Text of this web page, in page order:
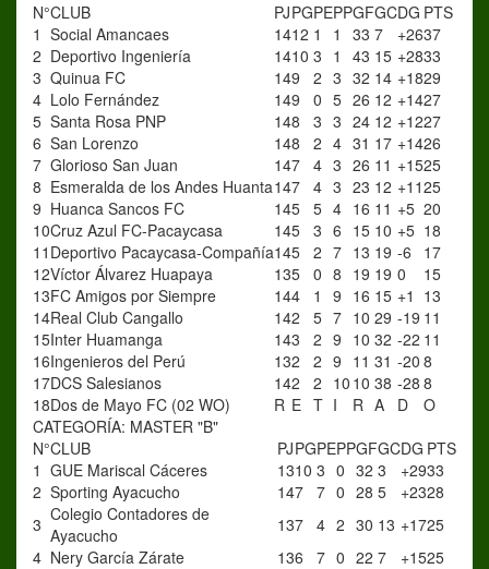
N°CLUB PJPGPEPPGFGCDG PTS
1 Social Amancaes 1412 1 1 33 7 +2637
2 Deportivo Ingeniería 1410 3 1 43 15 +2833
3 Quinua FC 149 2 3 32 14 +1829
4 Lolo Fernández 149 0 5 26 12 +1427
5 Santa Rosa PNP 148 3 3 24 12 +1227
6 San Lorenzo 148 2 4 31 17 +1426
7 Glorioso San Juan 147 4 3 26 11 +1525
8 Esmeralda de los Andes Huanta147 4 3 23 12 +1125
9 Huanca Sancos FC 145 5 4 16 11 +5 20
10Cruz Azul FC-Pacaycasa 145 3 6 15 10 +5 18
11 Deportivo Pacaycasa-Compañía145 2 7 13 19 -6
17
12Víctor Álvarez Huapaya 135 0 8 19 19 0
15
13FC Amigos por Siempre 144 1 9 16 15 +1 13
14Real Club Cangallo 142 5 7 10 29 -19 11
15Inter Huamanga 143 2 9 10 32 -22 11
16Ingenieros del Perú 132 2 9 11 31 -20 8
17DCS Salesianos 142 2 10 10 38 -28 8
18Dos de Mayo FC (02 WO) R E T I R A D
O
CATEGORÍA: MASTER "B"
N°CLUB PJPGPEPPGFGCDG PTS
1 GUE Mariscal Cáceres 1310 3 0 32 3 +2933
2 Sporting Ayacucho 147 7 0 28 5 +2328
3 Colegio Contadores de
Ayacucho
137 4 2 30 13 +1725
4 Nery García Zárate 136 7 0 22 7 +1525